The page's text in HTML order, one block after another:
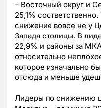
– Восточный округ и
25,1%
снижение вовсе не у
Запада столицы. В
22,9% и районы за
относительно
которое изначально
отсюда и меньше
Лидеры по снижению